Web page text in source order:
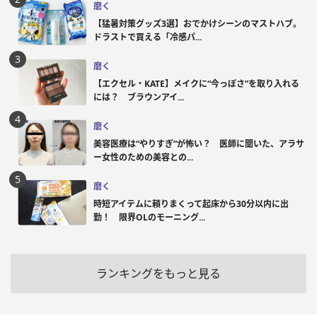
磨く
【猛暑対策グッズ3選】おでかけシーンのマストハブ。
ドラストで買える「冷感パ...
磨く
【エクセル・KATE】メイクに“今っぽさ”を取り入れる
には？ ブラウンアイ...
磨く
美容医療は“やりすぎ”が怖い？ 医師に聞いた、アラサ
ー女性のための美容との...
磨く
時短アイテムに頼りまくって起床から30分以内に出
勤！ 限界OLのモーニング...
ランキングをもっと見る